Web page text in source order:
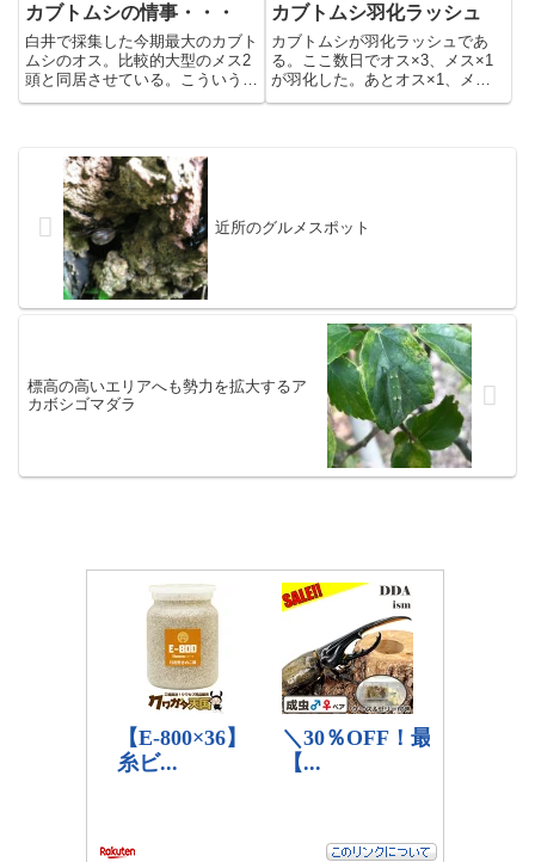
カブトムシの情事・・・
白井で採集した今期最大のカブト
ムシのオス。比較的大型のメス2
頭と同居させている。こういう交
尾もするんだな。初めて見た。ま
い！メス死にかけてるじゃん！そ
れじゃあ意味ないだろ！
カブトムシ羽化ラッシュ
カブトムシが羽化ラッシュであ
る。ここ数日でオス×3、メス×1
が羽化した。あとオス×1、メス
×2。メス4頭と思っていたが、小
近所のグルメスポット
標高の高いエリアへも勢力を拡大するア
カボシゴマダラ